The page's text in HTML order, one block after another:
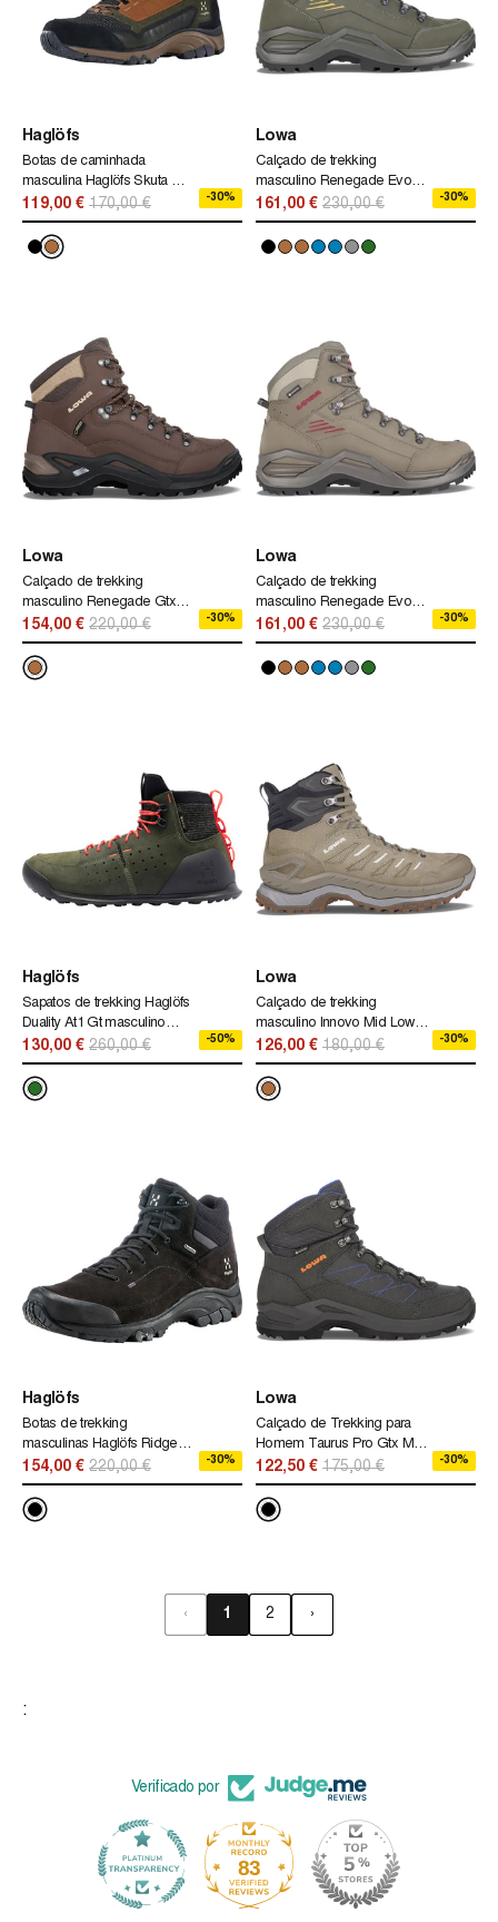
Haglöfs
Botas de caminhada
masculina Haglöfs Skuta Mid
Proof Eco Me Haglöfs
marrom
119,00 € 170,00 € -30%
Lowa
Calçado de trekking
masculino Renegade Evo
Gtx Mid Lowa Verde
161,00 € 230,00 € -30%
Lowa
Calçado de trekking
masculino Renegade Gtx
Mid Lowa marrom
154,00 € 220,00 € -30%
Lowa
Calçado de trekking
masculino Renegade Evo
Gtx Mid Lowa marrom
161,00 € 230,00 € -30%
Haglöfs
Sapatos de trekking Haglöfs
Duality At1 Gt masculino
Haglöfs verde
130,00 € 260,00 € -50%
Lowa
Calçado de trekking
masculino Innovo Mid Lowa
marrom
126,00 € 180,00 € -30%
Haglöfs
Botas de trekking
masculinas Haglöfs Ridge
Mid Gt masculinas Haglöfs
pretas
154,00 € 220,00 € -30%
Lowa
Calçado de Trekking para
Homem Taurus Pro Gtx Mid
Lowa Preto
122,50 € 175,00 € -30%
‹ 1 2 ›
:
83
Verificado por